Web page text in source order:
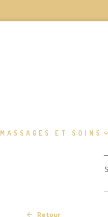
MASSAGES ET SOINS